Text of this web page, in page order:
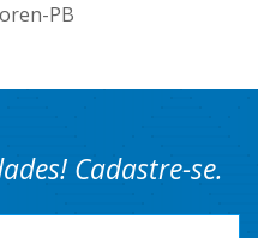
PB
Cadastre-se.